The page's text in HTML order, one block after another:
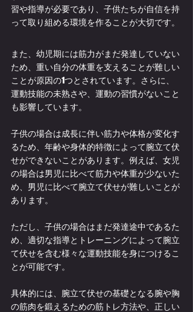
習や指導が必要であり、子供たちが自信を持
って取り組める環境を作ることが大切です。
また、幼児期には筋力がまだ発達していない
ため、重い自分の体重を支えることが難しい
ことが原因の1つとされています。さらに、
運動技能の未熟さや、運動の習慣がないこと
も影響しています。
子供の場合は成長に伴い筋力や体格が変化す
るため、年齢や身体的特徴によって腕立て伏
せができないことがあります。例えば、女児
の場合は男児に比べて筋力や体重が少ないた
め、男児に比べて腕立て伏せが難しいことが
あります。
ただし、子供の場合はまだ発達途中であるた
め、適切な指導とトレーニングによって腕立
て伏せを含む様々な運動技能を身につけるこ
とが可能です。
具体的には、腕立て伏せの基礎となる腕や胸
の筋肉を鍛えるための筋トレ方法や、正しい